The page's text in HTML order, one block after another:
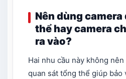
Nên dùng
thể hay camera
ra vào?
Hai nhu cầu này không
quan sát tổng thể giúp bảo